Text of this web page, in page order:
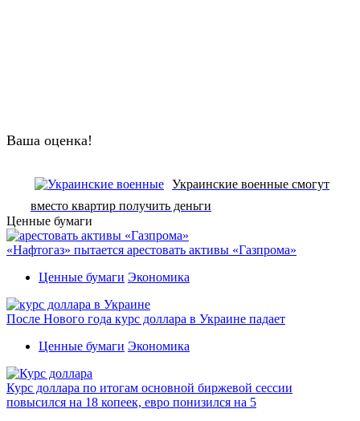
Ваша оценка!
Украинские военные смогут
вместо квартир получить деньги
Ценные бумаги
«Нафтогаз» пытается арестовать активы «Газпрома»
Ценные бумаги Экономика
После Нового года курс доллара в Украине падает
Ценные бумаги Экономика
Курс доллара по итогам основной биржевой сессии
повысился на 18 копеек, евро понизился на 5